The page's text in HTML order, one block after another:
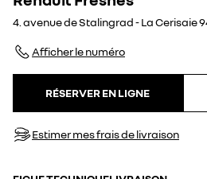
4. avenue de Stalingrad - La Cerisaie
Afficher le numéro
RÉSERVER EN LIGNE
Estimer mes frais de livraison